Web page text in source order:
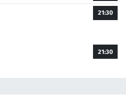
21:30
21:30